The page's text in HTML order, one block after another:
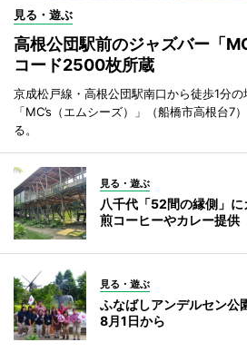
見る・遊ぶ
高根公団駅前のジャズバー「
コード2500枚所蔵
京成松戸線・高根公団駅南口から徒歩1分
「MC’s（エムシーズ）」（船橋市高根台7
る。
見る・遊ぶ
八千代「52間の縁側」
煎コーヒーやカレー提供
見る・遊ぶ
ふなばしアンデルセン
8月1日から